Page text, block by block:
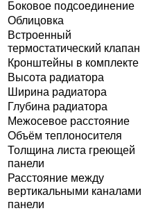
Боковое подсоединение
Облицовка
Встроенный
термостатический клапан
Кронштейны в комплекте
Высота радиатора
Ширина радиатора
Глубина радиатора
Межосевое расстояние
Объём теплоносителя
Толщина листа греющей
панели
Расстояние между
вертикальными каналами
панели